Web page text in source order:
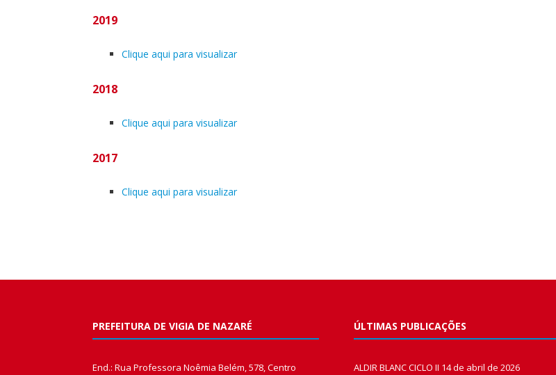
2019
Clique aqui para visualizar
2018
Clique aqui para visualizar
2017
Clique aqui para visualizar
PREFEITURA DE VIGIA DE NAZARÉ
End.: Rua Professora Noêmia Belém, 578, Centro
ÚLTIMAS PUBLICAÇÕES
ALDIR BLANC CICLO II 14 de abril de 2026